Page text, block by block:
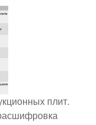
плит.